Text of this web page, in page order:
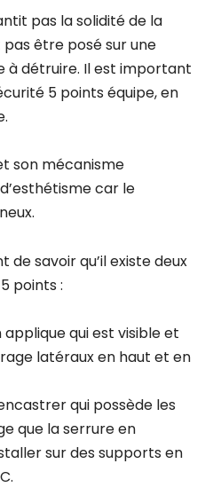
pas la solidité de la
être posé sur une
à détruire. Il est important
5 points équipe, en
son mécanisme
car le
savoir qu’il existe deux
points :
qui est visible et
latéraux en haut et en
qui possède les
que la serrure en
sur des supports en